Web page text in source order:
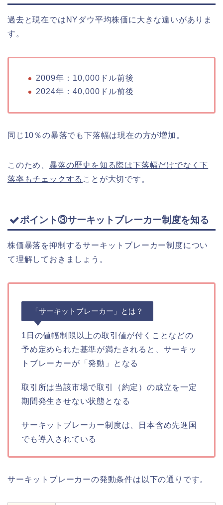
過去と現在ではNYダウ平均株価に大きな違いがありま
す。
2009年：10,000ドル前後
2024年：40,000ドル前後
同じ10％の暴落でも下落幅は現在の方が増加。
このため、 暴落の歴史を知る際は下落幅だけでなく下
落率もチェックする ことが大切です。
ポイント③サーキットブレーカー制度を知る
株価暴落を抑制するサーキットブレーカー制度につい
て理解しておきましょう。
「サーキットブレーカー」とは？
1日の値幅制限以上の取引値が付くことなどの
予め定められた基準が満たされると、サーキッ
トブレーカーが「発動」となる
取引所は当該市場で取引（約定）の成立を一定
期間発生させない状態となる
サーキットブレーカー制度は、日本含め先進国
でも導入されている
サーキットブレーカーの発動条件は以下の通りです。